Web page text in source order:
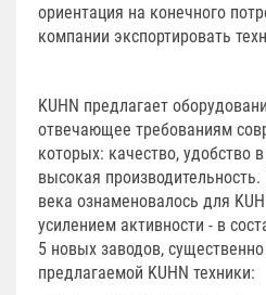
ориентация на конечного
компании экспортировать
KUHN предлагает
отвечающее требованиям
которых: качество, удобство
высокая
века ознаменовалось для
усилением активности - в
5 новых заводов,
предлагаемой KUHN техники: